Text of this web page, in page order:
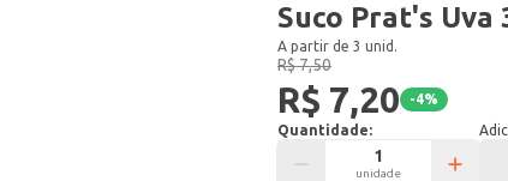
Suco Prat's Uva
A partir de 3 unid.
R$ 7,50
R$ 7,20 -4%
Quantidade:
unidade